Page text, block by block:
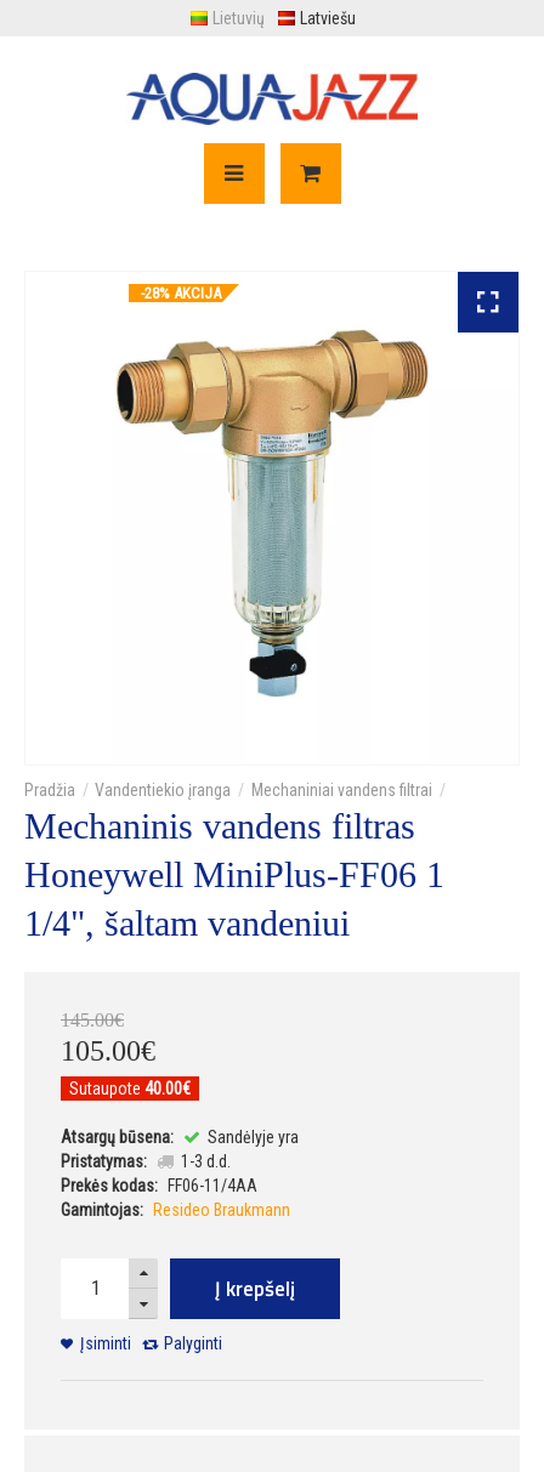
Lietuvių Latviešu
-28% AKCIJA
Vandentiekio įranga Mechaniniai vandens filtrai
Mechaninis vandens filtras
Honeywell MiniPlus-FF06 1
1/4", šaltam vandeniui
145.00€
105.00€
Sutaupote 40.00€
Atsargų būsena:
Sandėlyje yra
Pristatymas:
1-3 d.d.
Prekės kodas:
FF06-11/4AA
Gamintojas:
Resideo Braukmann
Į krepšelį
Įsiminti Palyginti